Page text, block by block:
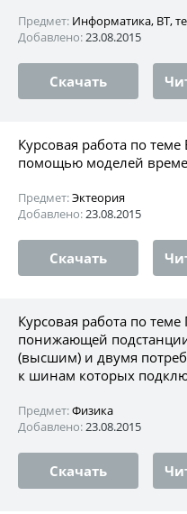
Предмет: Информатика, ВТ,
Добавлено:23.08.2015
Скачать
Курсовая работа по
помощью моделей
Предмет:Эктеория
Добавлено:23.08.2015
Скачать
Курсовая работа по
понижающей
(высшим) и двумя
к шинам которых
Предмет:Физика
Добавлено:23.08.2015
Скачать